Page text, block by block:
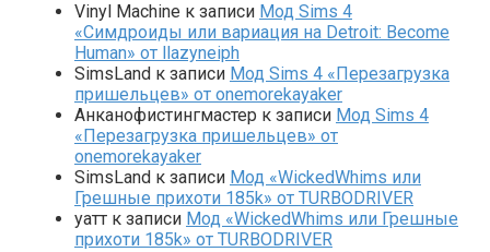
Vinyl Machine к записи Мод Sims 4
«Симдроиды или вариация на Detroit: Become
Human» от llazyneiph
SimsLand к записи Мод Sims 4 «Перезагрузка
пришельцев» от onemorekayaker
Анканофистингмастер к записи Мод Sims 4
«Перезагрузка пришельцев» от
onemorekayaker
SimsLand к записи Мод «WickedWhims или
Грешные прихоти 185k» от TURBODRIVER
yaтт к записи Мод «WickedWhims или Грешные
прихоти 185k» от TURBODRIVER